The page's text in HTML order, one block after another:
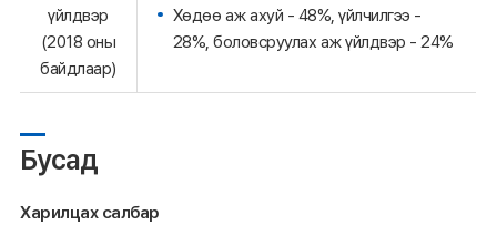
үйлдвэр
(2018 оны
байдлаар)
Хөдөө аж ахуй - 48%, үйлчилгээ -
28%, боловсруулах аж үйлдвэр - 24%
Бусад
Харилцах салбар